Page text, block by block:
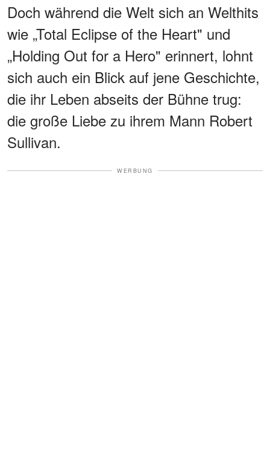
Doch während die Welt sich an Welthits
wie „Total Eclipse of the Heart" und
„Holding Out for a Hero" erinnert, lohnt
sich auch ein Blick auf jene Geschichte,
die ihr Leben abseits der Bühne trug:
die große Liebe zu ihrem Mann Robert
Sullivan.
WERBUNG